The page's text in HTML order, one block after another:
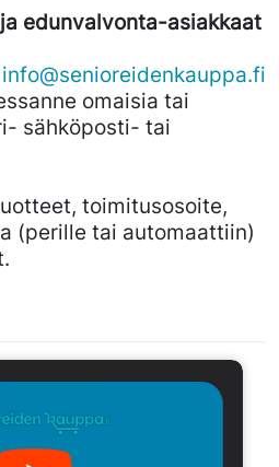
edunvalvonta-asiakkaat
info@senioreidenkauppa.fi
omaisia tai
sähköposti- tai
toimitusosoite,
(perille tai automaattiin)